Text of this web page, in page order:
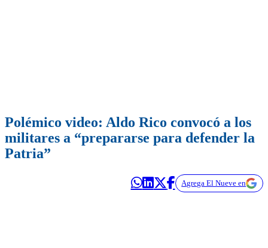
Polémico video: Aldo Rico convocó a los
militares a “prepararse para defender la
Patria”
Agrega El Nueve en